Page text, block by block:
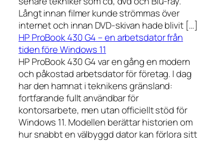
Långt innan filmer kunde strömmas över
internet och innan DVD-skivan hade blivit […]
HP ProBook 430 G4 – en arbetsdator från
tiden före Windows 11
HP ProBook 430 G4 var en gång en modern
och påkostad arbetsdator för företag. I dag
har den hamnat i teknikens gränsland:
fortfarande fullt användbar för
kontorsarbete, men utan officiellt stöd för
Windows 11. Modellen berättar historien om
hur snabbt en välbyggd dator kan förlora sitt